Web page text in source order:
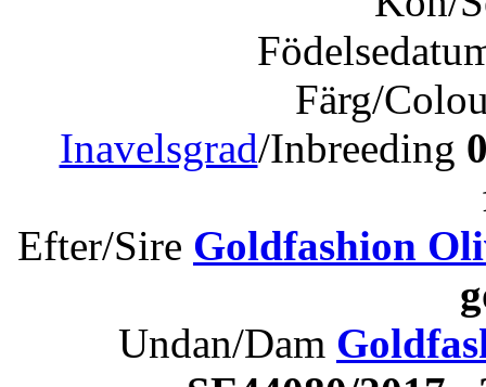
Färg/
Inavelsgrad/Inbreeding
Efter/Sire Goldfashion
Undan/Dam